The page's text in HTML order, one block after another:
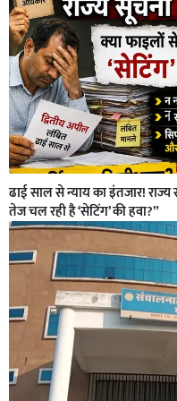
ढाई साल से न्याय का इंतजार!
तेज चल रही है ‘सेटिंग’ की हवा?”